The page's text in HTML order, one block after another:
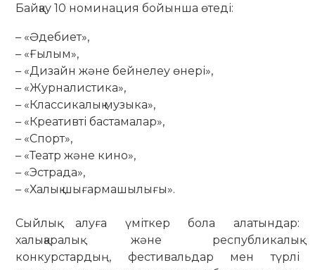
Байқау 10 номинация бойынша өтеді:
– «Әдебиет»,
– «Ғылым»,
– «Дизайн және бейнелеу өнері»,
– «Журналистика»,
– «Классикалық музыка»,
– «Креативті бастамалар»,
– «Спорт»,
– «Театр және кино»,
– «Эстрада»,
– «Халық шығармашылығы».
Сыйлық алуға үміткер бола алатындар:
халықаралық және республикалық
конкурстардың, фестивальдар мен түрлі